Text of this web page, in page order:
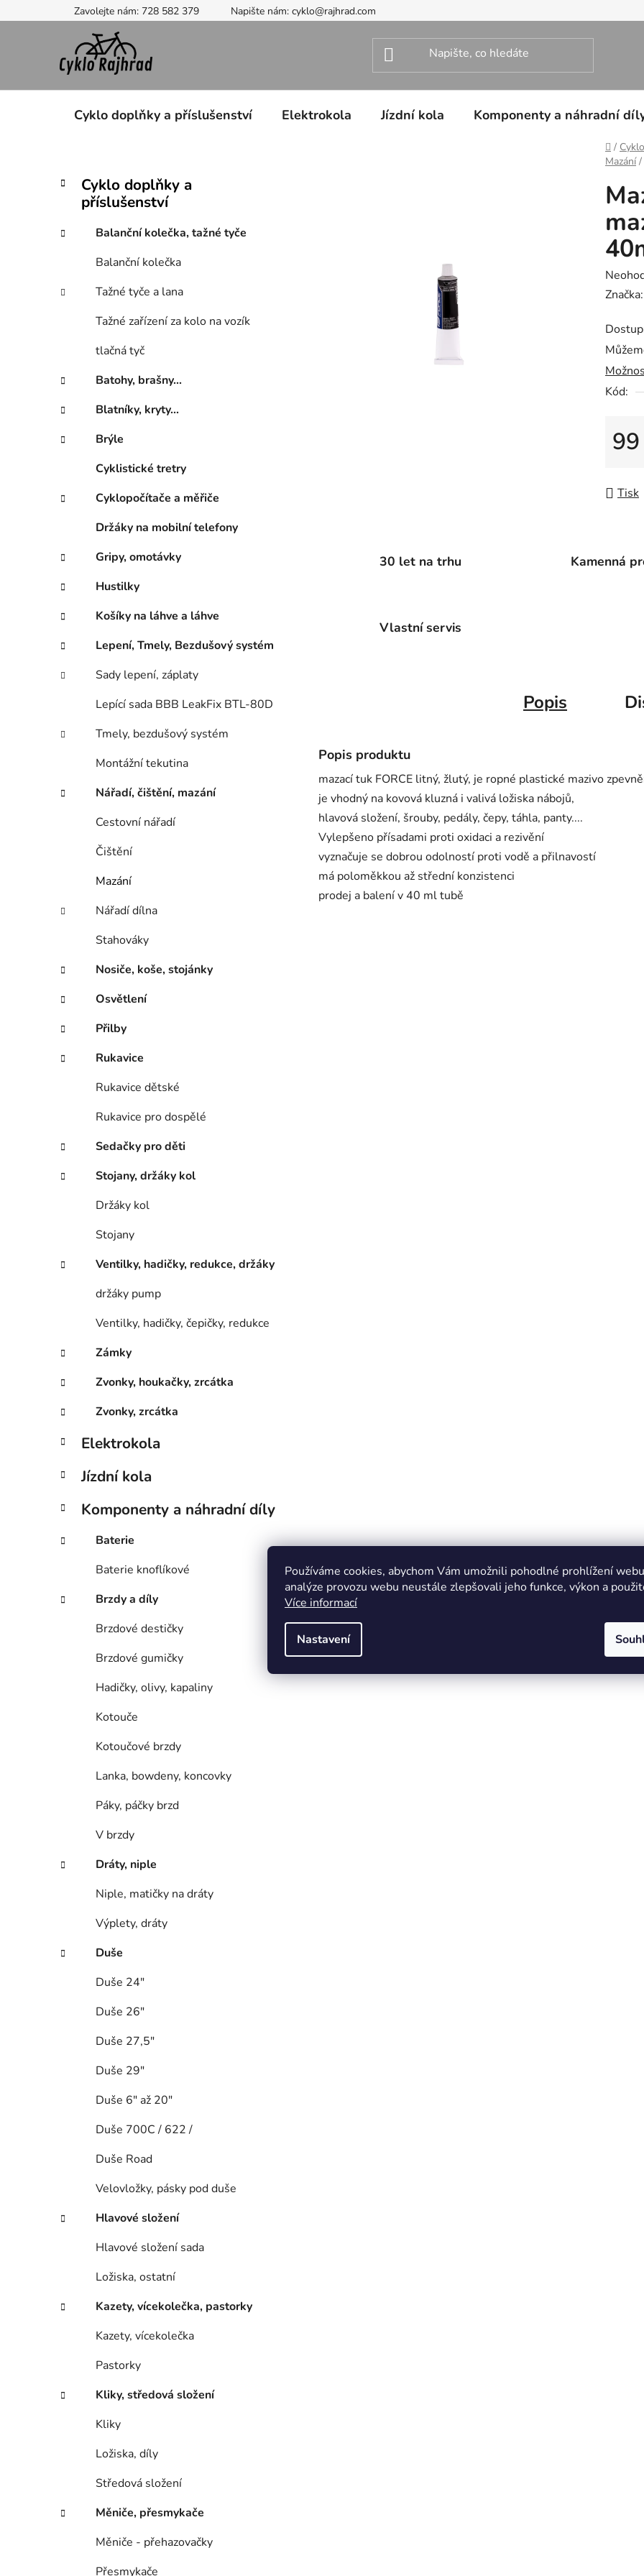
Používáme cookies, abychom Vám umožnili pohodlné prohlížení
analýze provozu webu neustále zlepšovali jeho funkce, výkon a
Více informací
Nastavení
na
Zavolejte nám: 728 582 379 Napište nám: cyklo@rajhrad.com
Cyklo doplňky a příslušenství Elektrokola Jízdní kola Komponenty a náhradní
Domů
/
Mazání /
P
t
n
n
e
l
Přeskočit
kategorie
K
a
g
i
e
Cyklo doplňky a
příslušenství
Balanční kolečka, tažné tyče
Balanční kolečka
Tažné tyče a lana
Tažné zařízení za kolo na vozík
tlačná tyč
Batohy, brašny...
Blatníky, kryty...
Brýle
Cyklistické tretry
Cyklopočítače a měřiče
Držáky na mobilní telefony
Gripy, omotávky
Hustilky
Košíky na láhve a láhve
Lepení, Tmely, Bezdušový systém
Sady lepení, záplaty
Lepící sada BBB LeakFix BTL-80D
Tmely, bezdušový systém
Montážní tekutina
Nářadí, čištění, mazání
Cestovní nářadí
Čištění
Mazání
Nářadí dílna
Stahováky
Nosiče, koše, stojánky
Osvětlení
Přilby
Rukavice
Rukavice dětské
Rukavice pro dospělé
Sedačky pro děti
Stojany, držáky kol
Držáky kol
Stojany
Ventilky, hadičky, redukce, držáky
držáky pump
Ventilky, hadičky, čepičky, redukce
Zámky
Zvonky, houkačky, zrcátka
Zvonky, zrcátka
Elektrokola
Jízdní kola
Komponenty a náhradní díly
Baterie
Baterie knoflíkové
Brzdy a díly
Brzdové destičky
Brzdové gumičky
Hadičky, olivy, kapaliny
Kotouče
Kotoučové brzdy
Lanka, bowdeny, koncovky
Páky, páčky brzd
V brzdy
Dráty, niple
Niple, matičky na dráty
Výplety, dráty
Duše
Duše 24"
Duše 26"
Duše 27,5"
Duše 29"
Duše 6" až 20"
Duše 700C / 622 /
Duše Road
Velovložky, pásky pod duše
Hlavové složení
Hlavové složení sada
Ložiska, ostatní
Kazety, vícekolečka, pastorky
Kazety, vícekolečka
Pastorky
Kliky, středová složení
Kliky
Ložiska, díly
Středová složení
Měniče, přesmykače
Měniče - přehazovačky
Přesmykače
je
0,0
z
5
Značka:
Kód:
Tisk
30 let na trhu Kamenná
Vlastní servis
Popis
Popis produktu
mazací tuk FORCE litný, žlutý, je ropné plastické mazivo
je vhodný na kovová kluzná i valivá ložiska nábojů,
hlavová složení, šrouby, pedály, čepy, táhla, panty....
Vylepšeno přísadami proti oxidaci a rezivění
vyznačuje se dobrou odolností proti vodě a přilnavostí
má poloměkkou až střední konzistenci
prodej a balení v 40 ml tubě